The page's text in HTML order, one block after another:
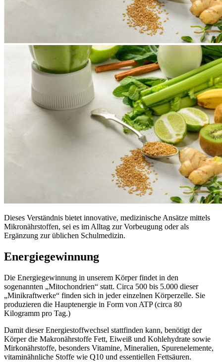
Dieses Verständnis bietet innovative, medizinische Ansätze mittels
Mikronährstoffen, sei es im Alltag zur Vorbeugung oder als
Ergänzung zur üblichen Schulmedizin.
Energiegewinnung
Die Energiegewinnung in unserem Körper findet in den
sogenannten „Mitochondrien“ statt. Circa 500 bis 5.000 dieser
„Minikraftwerke“ finden sich in jeder einzelnen Körperzelle. Sie
produzieren die Hauptenergie in Form von ATP (circa 80
Kilogramm pro Tag.)
Damit dieser Energiestoffwechsel stattfinden kann, benötigt der
Körper die Makronährstoffe Fett, Eiweiß und Kohlehydrate sowie
Mirkonährstoffe, besonders Vitamine, Mineralien, Spurenelemente,
vitaminähnliche Stoffe wie Q10 und essentiellen Fettsäuren.